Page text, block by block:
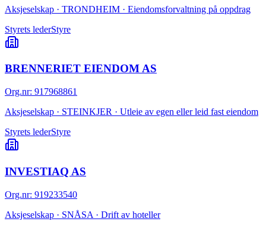
Aksjeselskap · TRONDHEIM · Eiendomsforvaltning på oppdrag
Styrets lederStyre
BRENNERIET EIENDOM AS
Org.nr: 917968861
Aksjeselskap · STEINKJER · Utleie av egen eller leid fast eiendom
Styrets lederStyre
INVESTIAQ AS
Org.nr: 919233540
Aksjeselskap · SNÅSA · Drift av hoteller